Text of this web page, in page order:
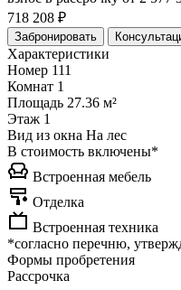
718 208 ₽
Забронировать
Характеристики
Номер 111
Комнат 1
Площадь 27.36 м²
Этаж 1
Вид из окна На лес
В стоимость включены*
Встроенная мебель
Отделка
Встроенная техника
*согласно перечню,
Формы пробретения
Рассрочка